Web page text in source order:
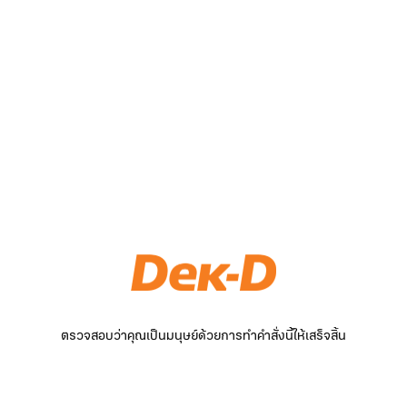
ตรวจสอบว่าคุณเป็นมนุษย์ด้วยการทำคำสั่งนี้ให้เสร็จสิ้น